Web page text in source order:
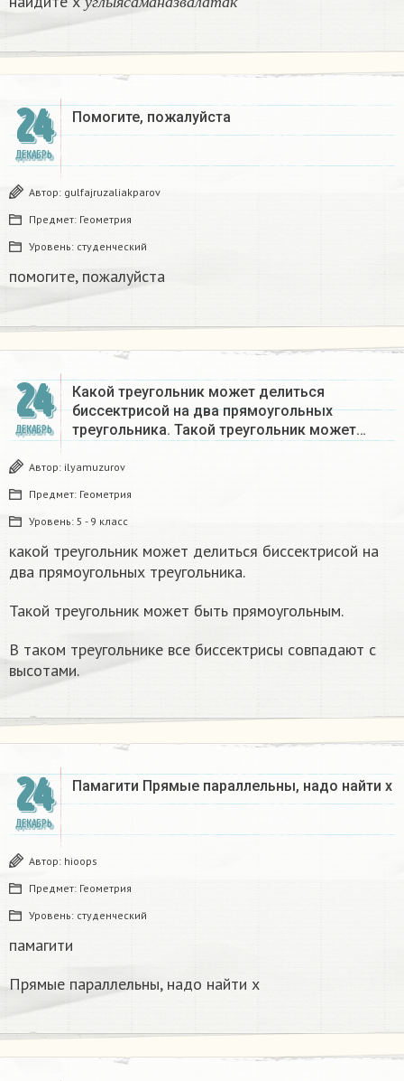
у гл ыяс ама н аз в ал а т а к
24
ДЕКАБРЬ
Помогите, пожалуйста ​
Автор: gulfajruzaliakparov
Предмет: Геометрия
Уровень: студенческий
помогите, пожалуйста ​
24
ДЕКАБРЬ
Какой треугольник может делиться
биссектрисой на два прямоугольных
треугольника. Такой треугольник может…
Автор: ilyamuzurov
Предмет: Геометрия
Уровень: 5 - 9 класс
какой треугольник может делиться биссектрисой на
два прямоугольных треугольника.
Такой треугольник может быть прямоугольным.
В таком треугольнике все биссектрисы совпадают с
высотами.
24
ДЕКАБРЬ
Памагити Прямые параллельны, надо найти x
Автор: hioops
Предмет: Геометрия
Уровень: студенческий
памагити
Прямые параллельны, надо найти x